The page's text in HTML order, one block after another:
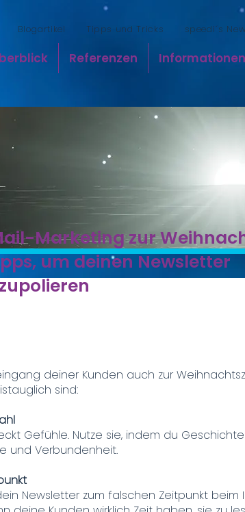
Blogartikel Tipps und Tricks speedi´s
Referenzen Informationen
deiner Kunden auch zur
sind:
Gefühle. Nutze sie, indem du
und Verbundenheit.
Newsletter zum falschen Zeitpunkt
Marketing zur
um deinen Newsletter